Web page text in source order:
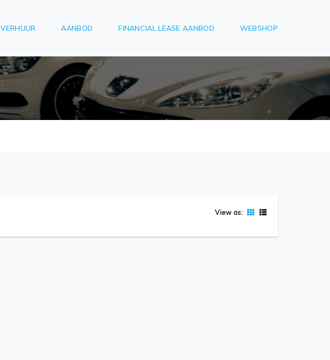
VERHUUR AANBOD FINANCIAL LEASE AANBOD WEBSHOP
View as: